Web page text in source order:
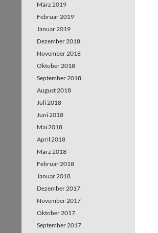
März 2019
Februar 2019
Januar 2019
Dezember 2018
November 2018
Oktober 2018
September 2018
August 2018
Juli 2018
Juni 2018
Mai 2018
April 2018
März 2018
Februar 2018
Januar 2018
Dezember 2017
November 2017
Oktober 2017
September 2017